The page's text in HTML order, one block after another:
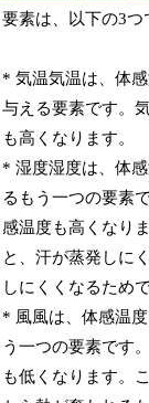
要素は、以下の3つ
* 気温気温は、体
与える要素です。
も高くなります。
* 湿度湿度は、体
るもう一つの要素
感温度も高くなり
と、汗が蒸発しに
しにくくなるためで
* 風風は、体感温
う一つの要素です
も低くなります。